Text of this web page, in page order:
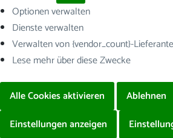
Optionen verwalten
Dienste verwalten
Verwalten von {vendor_count}-
Lese mehr über diese Zwecke
Alle Cookies aktivieren
Ablehnen
Einstellungen anzeigen